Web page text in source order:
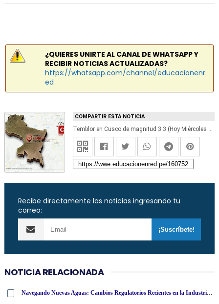
¿QUIERES UNIRTE AL CANAL DE WHATSAPP Y
RECIBIR NOTICIAS ACTUALIZADAS?
https://whatsapp.com/channel/educacionenr
ed
COMPARTIR ESTA NOTICIA
Temblor en Cusco de magnitud 3.3 (Hoy Miércoles 10 Octubre 2018) Sismo EPICENTRO Espinar - Yauri - Huayhuahuasi - IGP - www.igp.gob.pe
Recibe directamente las noticias ingresando tu
correo:
NOTICIA RELACIONADA
Navegando Nuevas Aguas: Cambios Regulatorios Recientes en la Industria de Casinos en Perú